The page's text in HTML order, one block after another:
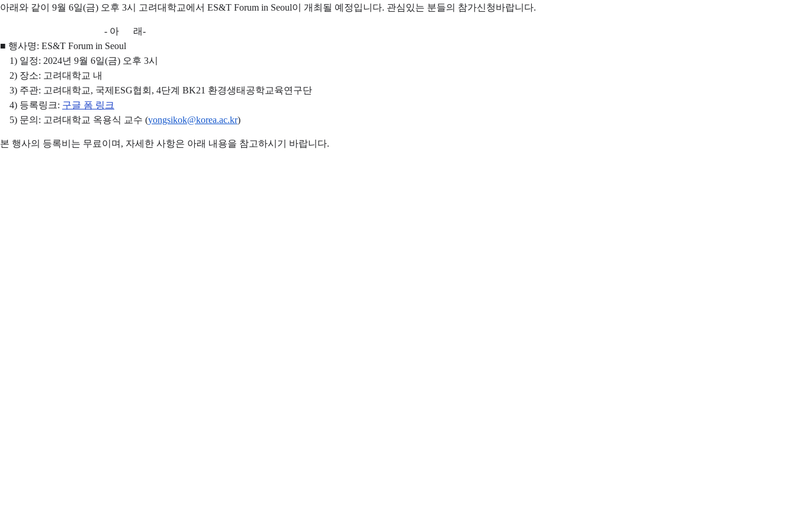
아래와 같이 9월 6일(금) 오후 3시 고려대학교에서 ES&T Forum in Seoul이 개최될 예정입니다. 관심있는 분들의 참가신청바랍니다.
- 아 래-
■ 행사명: ES&T Forum in Seoul
1) 일정: 2024년 9월 6일(금) 오후 3시
2) 장소: 고려대학교 내
3) 주관: 고려대학교, 국제ESG협회, 4단계 BK21 환경생태공학교육연구단
4) 등록링크: 구글 폼 링크
5) 문의: 고려대학교 옥용식 교수 (yongsikok@korea.ac.kr)
본 행사의 등록비는 무료이며, 자세한 사항은 아래 내용을 참고하시기 바랍니다.